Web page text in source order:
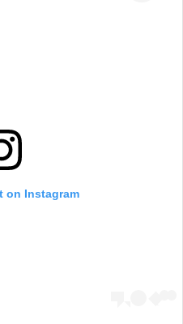
on Instagram